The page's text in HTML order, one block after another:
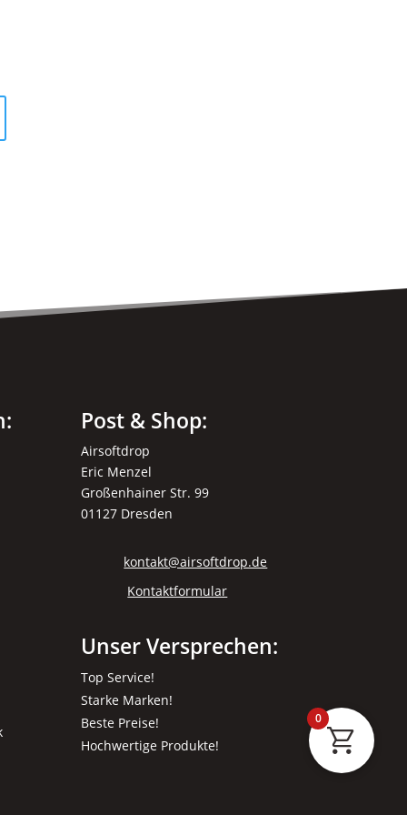
Post & Shop:
Airsoftdrop
Eric Menzel
Großenhainer Str. 99
01127 Dresden
kontakt@airsoftdrop.de
Kontaktformular
Unser Versprechen:
Top Service!
Starke Marken!
Beste Preise!
Hochwertige Produkte!
0